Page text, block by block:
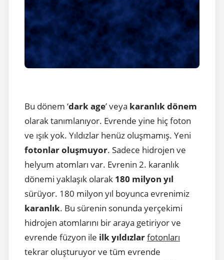
Bu dönem ‘dark age’ veya karanlık dönem
olarak tanımlanıyor. Evrende yine hiç foton
ve ışık yok. Yıldızlar henüz oluşmamış. Yeni
fotonlar oluşmuyor. Sadece hidrojen ve
helyum atomları var. Evrenin 2. karanlık
dönemi yaklaşık olarak 180 milyon yıl
sürüyor. 180 milyon yıl boyunca evrenimiz
karanlık. Bu sürenin sonunda yerçekimi
hidrojen atomlarını bir araya getiriyor ve
evrende füzyon ile ilk yıldızlarfotonları
tekrar oluşturuyor ve tüm evrende